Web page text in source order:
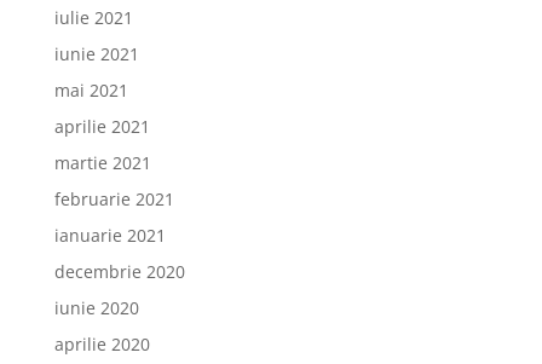
iulie 2021
iunie 2021
mai 2021
aprilie 2021
martie 2021
februarie 2021
ianuarie 2021
decembrie 2020
iunie 2020
aprilie 2020